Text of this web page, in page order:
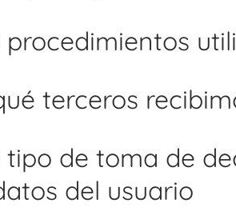
procedimientos
terceros
tipo de toma de
del usuario